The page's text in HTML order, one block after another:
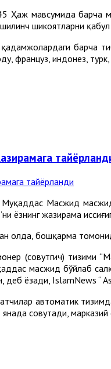
Ҳаж мавсумида барча
шикоятларни
барча
француз, индонез,
Муқаддас Масжид
ёзнинг жазирама
ҳолда, бошқарма
(совутгич) тизими
масжид бўйлаб
деб ёзади, IslamNews “
автоматик
совутади,